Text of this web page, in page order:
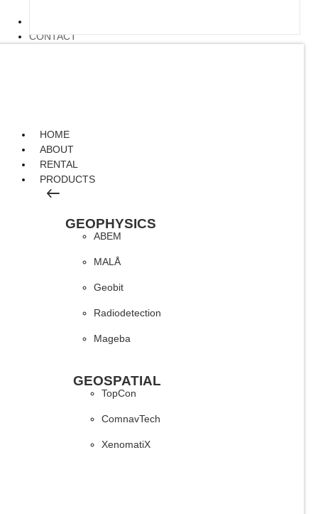
CONTACT
HOME
ABOUT
RENTAL
PRODUCTS
GEOPHYSICS
ABEM
MALÅ
Geobit
Radiodetection
Mageba
GEOSPATIAL
TopCon
ComnavTech
XenomatiX